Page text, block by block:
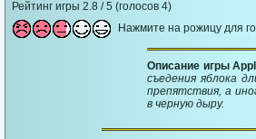
Рейтинг игры 2.8 / 5 (голосов 4)
Нажмите на рожицу для
Описание игры
съедения яблока
препятствия, а
в черную дыру.